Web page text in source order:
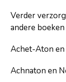
Verder
andere
Achet-Aton en
Achnaton en